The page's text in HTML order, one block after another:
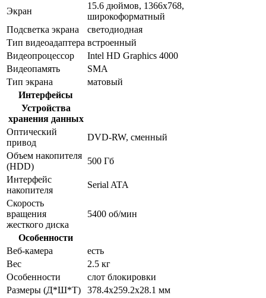
Экран
15.6 дюймов, 1366x768,
широкоформатный
Подсветка экрана
светодиодная
Тип видеоадаптера встроенный
Видеопроцессор
Intel HD Graphics 4000
Видеопамять
SMA
Тип экрана
матовый
Интерфейсы
Устройства
хранения данных
Оптический
привод
DVD-RW, сменный
Объем накопителя
(HDD)
500 Гб
Интерфейс
накопителя
Serial ATA
Скорость
вращения
жесткого диска
5400 об/мин
Особенности
Веб-камера
есть
Вес
2.5 кг
Особенности
слот блокировки
Размеры (Д*Ш*Т)
378.4x259.2x28.1 мм